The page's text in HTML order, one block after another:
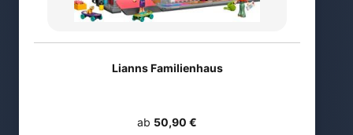
Lianns Familienhaus
ab 50,90 €